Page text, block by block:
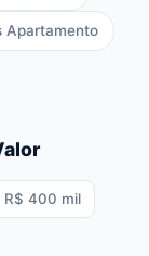
Apartamento
R$ 400 mil